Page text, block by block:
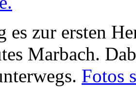
es zur ersten
Marbach.
Fotos